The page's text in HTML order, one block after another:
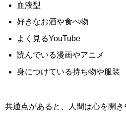
血液型
好きなお酒や食べ物
よく見るYouTube
読んでいる漫画やアニメ
身につけている持ち物や服装
共通点があると、人間は心を開き